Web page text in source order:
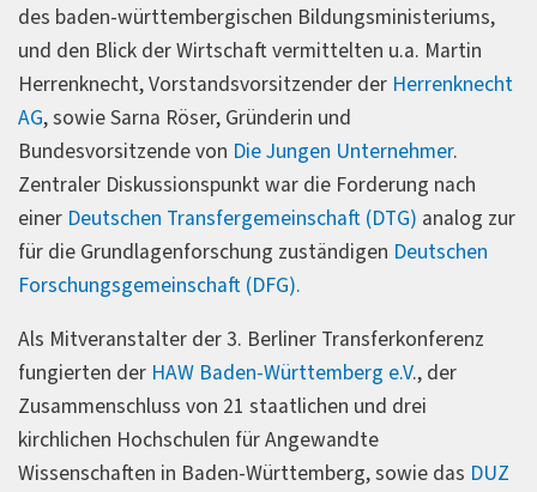
des baden-württembergischen Bildungsministeriums,
und den Blick der Wirtschaft vermittelten u.a. Martin
Herrenknecht, Vorstandsvorsitzender der Herrenknecht
AG, sowie Sarna Röser, Gründerin und
Bundesvorsitzende von Die Jungen Unternehmer.
Zentraler Diskussionspunkt war die Forderung nach
einer Deutschen Transfergemeinschaft (DTG) analog zur
für die Grundlagenforschung zuständigen Deutschen
Forschungsgemeinschaft (DFG).
Als Mitveranstalter der 3. Berliner Transferkonferenz
fungierten der HAW Baden-Württemberg e.V., der
Zusammenschluss von 21 staatlichen und drei
kirchlichen Hochschulen für Angewandte
Wissenschaften in Baden-Württemberg, sowie das DUZ